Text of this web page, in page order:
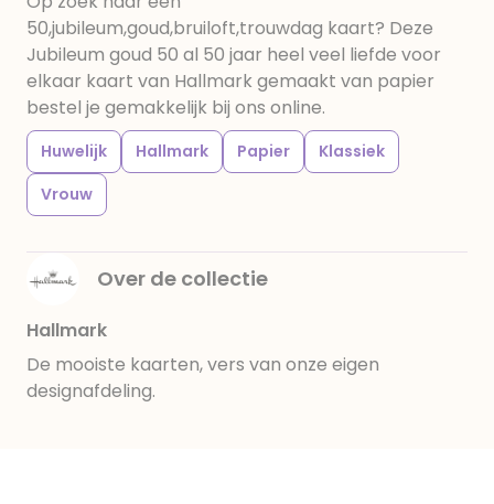
50,jubileum,goud,bruiloft,trouwdag kaart? Deze
Jubileum goud 50 al 50 jaar heel veel liefde voor
elkaar kaart van Hallmark gemaakt van papier
bestel je gemakkelijk bij ons online.
Huwelijk Hallmark Papier
Klassiek
Vrouw
Over de collectie
Hallmark
De mooiste kaarten, vers van onze eigen
designafdeling.